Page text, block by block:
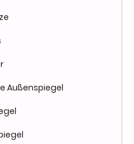
Außenspiegel